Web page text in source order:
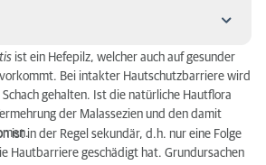
ist ein Hefepilz, welcher auch auf gesunder
Bei intakter Hautschutzbarriere wird
gehalten. Ist die natürliche Hautflora
der Malassezien und den damit
ist in der Regel sekundär, d.h. nur eine Folge
Hautbarriere geschädigt hat. Grundursachen